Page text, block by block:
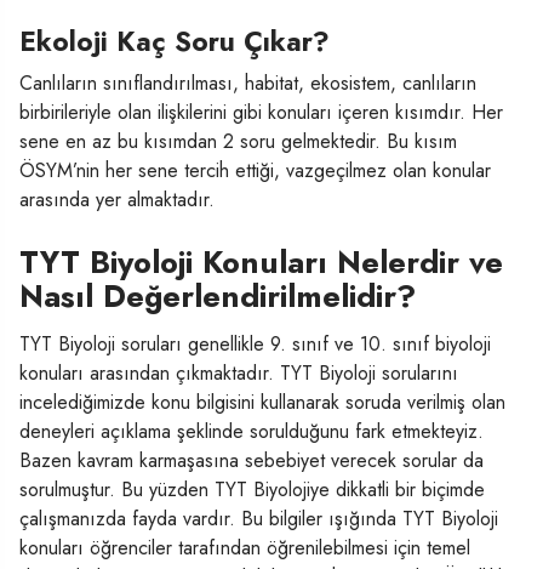
Ekoloji Kaç Soru Çıkar?
Canlıların sınıflandırılması, habitat, ekosistem, canlıların
birbirileriyle olan ilişkilerini gibi konuları içeren kısımdır. Her
sene en az bu kısımdan 2 soru gelmektedir. Bu kısım
ÖSYM’nin her sene tercih ettiği, vazgeçilmez olan konular
arasında yer almaktadır.
TYT Biyoloji Konuları Nelerdir ve
Nasıl Değerlendirilmelidir?
TYT Biyoloji soruları genellikle 9. sınıf ve 10. sınıf biyoloji
konuları arasından çıkmaktadır. TYT Biyoloji sorularını
incelediğimizde konu bilgisini kullanarak soruda verilmiş olan
deneyleri açıklama şeklinde sorulduğunu fark etmekteyiz.
Bazen kavram karmaşasına sebebiyet verecek sorular da
sorulmuştur. Bu yüzden TYT Biyolojiye dikkatli bir biçimde
çalışmanızda fayda vardır. Bu bilgiler ışığında TYT Biyoloji
konuları öğrenciler tarafından öğrenilebilmesi için temel